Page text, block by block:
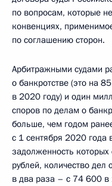
по вопросам, которые
конвенциях,
по соглашению сторон.
Арбитражными судами
о банкротстве (это на
в 2020 году) и один
споров по делам о
больше, чем годом
с 1 сентября 2020 года
задолженность
рублей, количество дел
в два раза – с 74 600